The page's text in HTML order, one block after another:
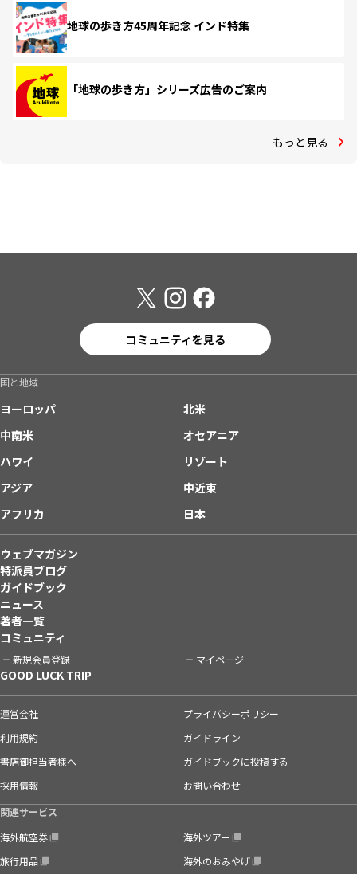
地球の歩き方45周年記念 インド特集
「地球の歩き方」シリーズ広告のご案内
もっと見る
コミュニティを見る
国と地域
ヨーロッパ
北米
中南米
オセアニア
ハワイ
リゾート
アジア
中近東
アフリカ
日本
ウェブマガジン
特派員ブログ
ガイドブック
ニュース
著者一覧
コミュニティ
新規会員登録 マイページ
GOOD LUCK TRIP
運営会社
プライバシーポリシー
利用規約
ガイドライン
書店御担当者様へ
ガイドブックに投稿する
採用情報
お問い合わせ
関連サービス
海外航空券
海外ツアー
旅行用品
海外のおみやげ